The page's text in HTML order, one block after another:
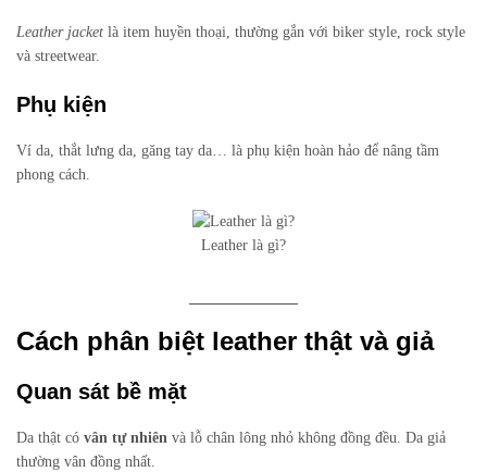
Leather jacket là item huyền thoại, thường gắn với biker style, rock style
và streetwear.
Phụ kiện
Ví da, thắt lưng da, găng tay da… là phụ kiện hoàn hảo để nâng tầm
phong cách.
Leather là gì?
Cách phân biệt leather thật và giả
Quan sát bề mặt
Da thật có vân tự nhiên và lỗ chân lông nhỏ không đồng đều. Da giả
thường vân đồng nhất.